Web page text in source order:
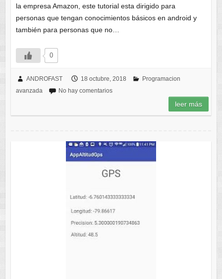
la empresa Amazon, este tutorial esta dirigido para
personas que tengan conocimientos básicos en android y
también para personas que no…
0
ANDROFAST 18 octubre, 2018
Programacion
avanzada
No hay comentarios
leer más